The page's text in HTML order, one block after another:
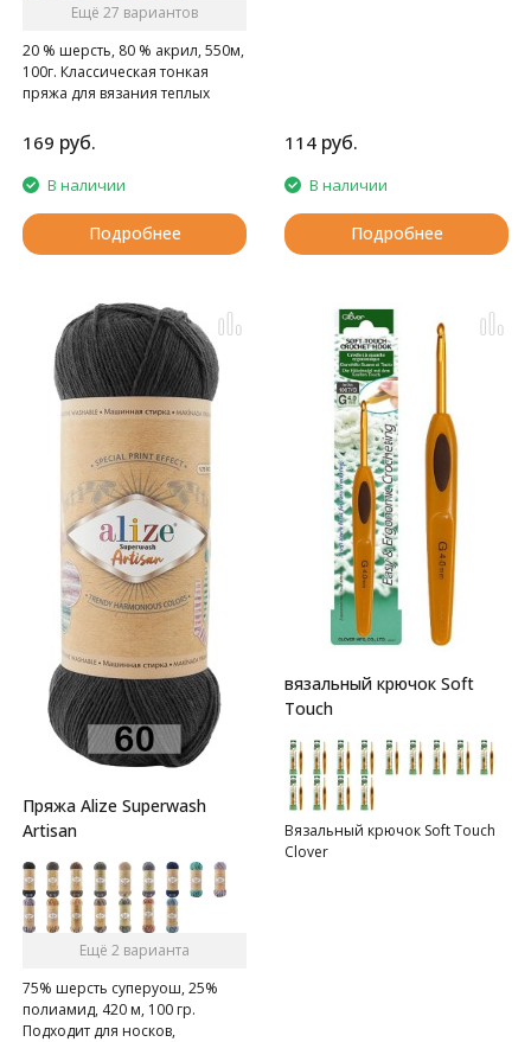
Ещё 27 вариантов
20 % шерсть, 80 % акрил, 550м,
100г. Классическая тонкая
пряжа для вязания теплых
169 руб.
В наличии
Подробнее
114 руб.
В наличии
Подробнее
Пряжа Alize Superwash
Artisan
Ещё 2 варианта
75% шерсть суперуош, 25%
полиамид, 420 м, 100 гр.
Подходит для носков,
вязальный крючок Soft
Touch
Вязальный крючок Soft Touch
Clover